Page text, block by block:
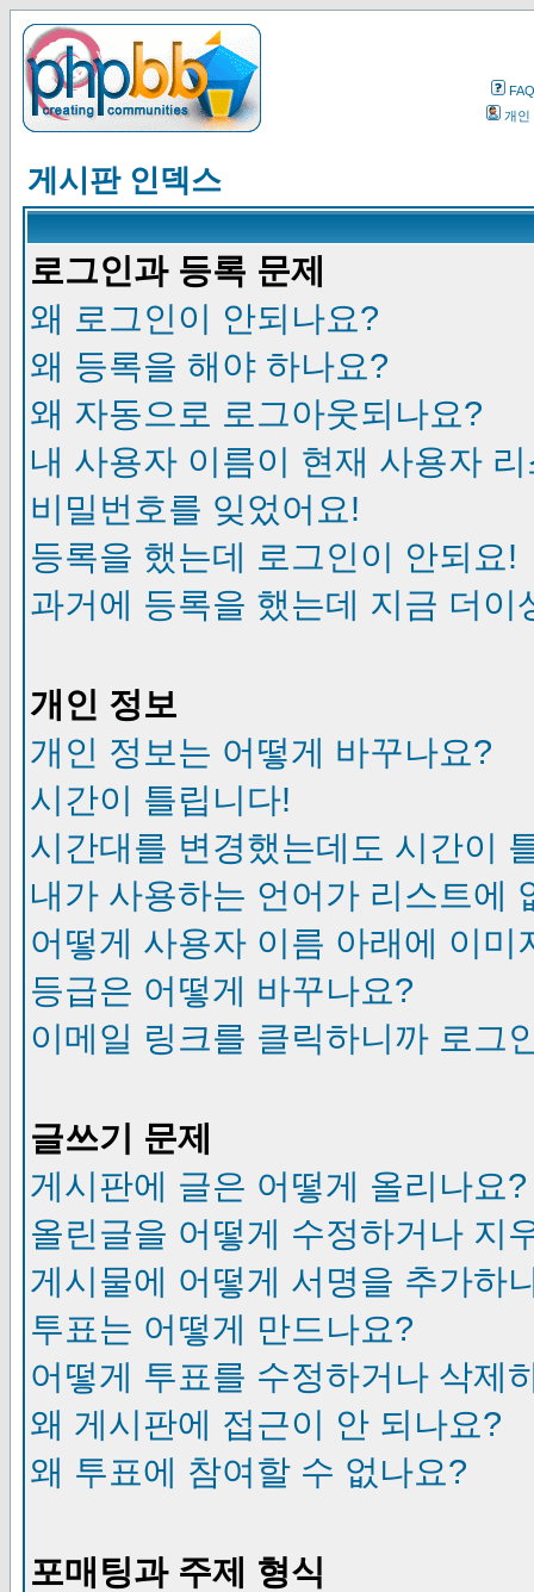
FAQ
개인
게시판 인덱스
로그인과 등록 문제
왜 로그인이 안되나요?
왜 등록을 해야 하나요?
왜 자동으로 로그아웃되나요?
내 사용자 이름이 현재 사용자
비밀번호를 잊었어요!
등록을 했는데 로그인이 안되요!
과거에 등록을 했는데 지금 더이
개인 정보
개인 정보는 어떻게 바꾸나요?
시간이 틀립니다!
시간대를 변경했는데도 시간이
내가 사용하는 언어가 리스트에
어떻게 사용자 이름 아래에 이미
등급은 어떻게 바꾸나요?
이메일 링크를 클릭하니까 로그
글쓰기 문제
게시판에 글은 어떻게 올리나요?
올린글을 어떻게 수정하거나 지
게시물에 어떻게 서명을 추가하
투표는 어떻게 만드나요?
어떻게 투표를 수정하거나 삭제
왜 게시판에 접근이 안 되나요?
왜 투표에 참여할 수 없나요?
포매팅과 주제 형식